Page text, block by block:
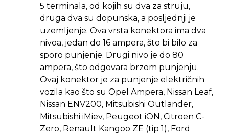
5 terminala, od kojih su dva za struju,
druga dva su dopunska, a posljednji je
uzemljenje. Ova vrsta konektora ima dva
nivoa, jedan do 16 ampera, što bi bilo za
sporo punjenje. Drugi nivo je do 80
ampera, što odgovara brzom punjenju.
Ovaj konektor je za punjenje električnih
vozila kao što su Opel Ampera, Nissan Leaf,
Nissan ENV200, Mitsubishi Outlander,
Mitsubishi iMiev, Peugeot iON, Citroen C-
Zero, Renault Kangoo ZE (tip 1), Ford